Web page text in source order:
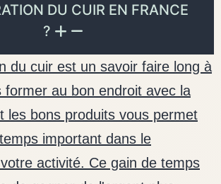
DU CUIR EN FRANCE
?
du cuir est un savoir faire long à
former au bon endroit avec la
les bons produits vous permet
important dans le
activité. Ce gain de temps